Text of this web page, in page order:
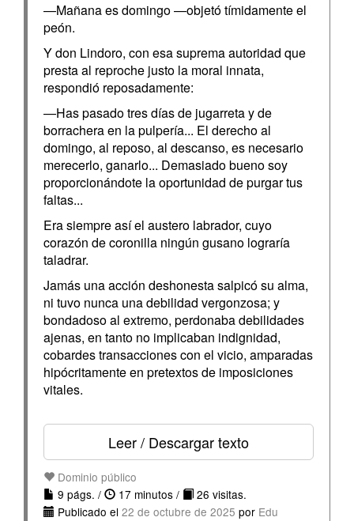
—Mañana es domingo —objetó tímidamente el
peón.
Y don Lindoro, con esa suprema autoridad que
presta al reproche justo la moral innata,
respondió reposadamente:
—Has pasado tres días de jugarreta y de
borrachera en la pulpería... El derecho al
domingo, al reposo, al descanso, es necesario
merecerlo, ganarlo... Demasiado bueno soy
proporcionándote la oportunidad de purgar tus
faltas...
Era siempre así el austero labrador, cuyo
corazón de coronilla ningún gusano lograría
taladrar.
Jamás una acción deshonesta salpicó su alma,
ni tuvo nunca una debilidad vergonzosa; y
bondadoso al extremo, perdonaba debilidades
ajenas, en tanto no implicaban indignidad,
cobardes transacciones con el vicio, amparadas
hipócritamente en pretextos de imposiciones
vitales.
Leer / Descargar texto
Dominio público
9 págs. /
17 minutos /
26 visitas.
Publicado el 22 de octubre de 2025 por Edu